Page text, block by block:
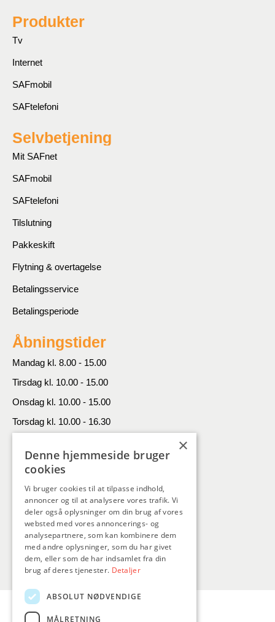
Produkter
Tv
Internet
SAFmobil
SAFtelefoni
Selvbetjening
Mit SAFnet
SAFmobil
SAFtelefoni
Tilslutning
Pakkeskift
Flytning & overtagelse
Betalingsservice
Betalingsperiode
Åbningstider
Mandag kl. 8.00 - 15.00
Tirsdag kl. 10.00 - 15.00
Onsdag kl. 10.00 - 15.00
Torsdag kl. 10.00 - 16.30
Kontakt
SAFnet
Grønnegade 11A, 9300 Sæby
Tlf. 9846 4646
×
Denne hjemmeside bruger
cookies
Vi bruger cookies til at tilpasse indhold,
annoncer og til at analysere vores trafik. Vi
deler også oplysninger om din brug af vores
websted med vores annoncerings- og
analysepartnere, som kan kombinere dem
med andre oplysninger, som du har givet
dem, eller som de har indsamlet fra din
brug af deres tjenester. Detaljer
ABSOLUT NØDVENDIGE
MÅLRETNING